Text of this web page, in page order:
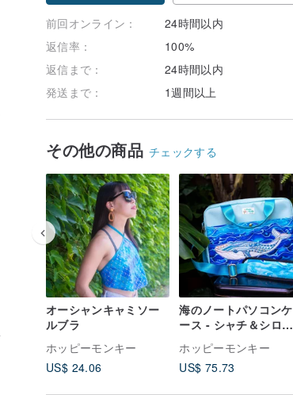
前回オンライン：
24時間以内
返信率：
100%
返信まで：
24時間以内
発送まで：
1週間以上
その他の商品 チェックする
オーシャンキャミソー
ルブラ
ホッピーモンキー
US$ 24.06
海のノートパソコンケ
ース - シャチ＆シロナ
ガスクジラ
ホッピーモンキー
US$ 75.73